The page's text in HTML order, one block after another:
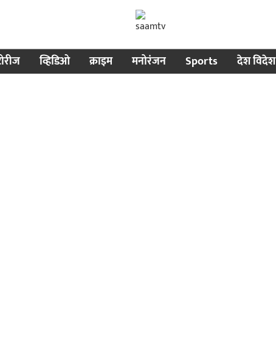
व्हिडिओ क्राइम मनोरंजन Sports देश विदेश